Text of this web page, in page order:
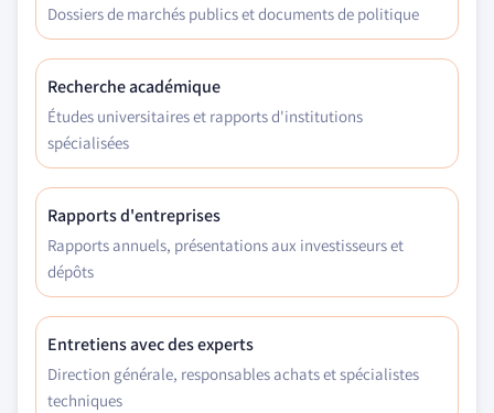
Dossiers de marchés publics et documents de politique
Recherche académique
Études universitaires et rapports d'institutions
spécialisées
Rapports d'entreprises
Rapports annuels, présentations aux investisseurs et
dépôts
Entretiens avec des experts
Direction générale, responsables achats et spécialistes
techniques